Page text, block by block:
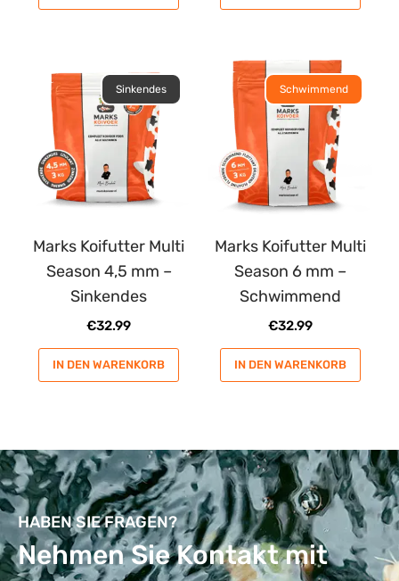
Sinkendes
Marks Koifutter Multi
Season 4,5 mm –
Sinkendes
€32.99
IN DEN WARENKORB
Schwimmend
Marks Koifutter Multi
Season 6 mm –
Schwimmend
€32.99
IN DEN WARENKORB
HABEN SIE FRAGEN?
Nehmen Sie Kontakt mit